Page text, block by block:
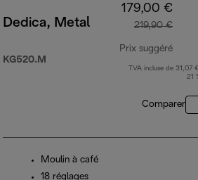
Dedica, Metal
KG520.M
179,00 €
219,90 €
Prix suggéré
prix
TVA incluse de 31,07
21
Comparer
Moulin à café
18 réglages